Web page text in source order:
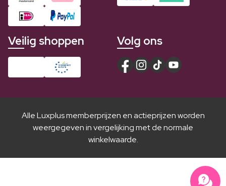
Veilig shoppen Volg ons
Alle Luxplus memberprijzen en actieprijzen worden
weergegeven in vergelijking met de normale
winkelwaarde.